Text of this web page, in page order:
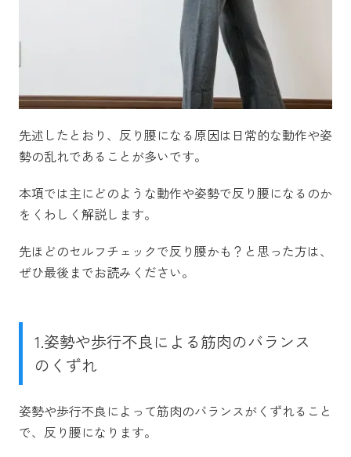
先述したとおり、反り腰になる原因は日常的な動作や姿
勢の乱れであることが多いです。
本項では主にどのような動作や姿勢で反り腰になるのか
をくわしく解説します。
先ほどのセルフチェックで反り腰かも？と思った方は、
ぜひ最後までお読みください。
1.姿勢や歩行不良による筋肉のバランス
のくずれ
姿勢や歩行不良によって筋肉のバランスがくずれること
で、反り腰になります。